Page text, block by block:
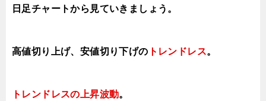
日足チャートから見ていきましょう。
高値切り上げ、安値切り下げの トレンドレス。
トレンドレスの上昇波動。